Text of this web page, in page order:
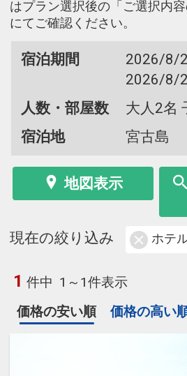
はプラン選択後の「ご選択内
にてご確認ください。
宿泊期間
2026/8/
2026/8/
人数・部屋数
大人2名
宿泊地
宮古島
地図表示
現在の絞り込み ホテ
1 件中 1～1件表示
価格の安い順
価格の高い